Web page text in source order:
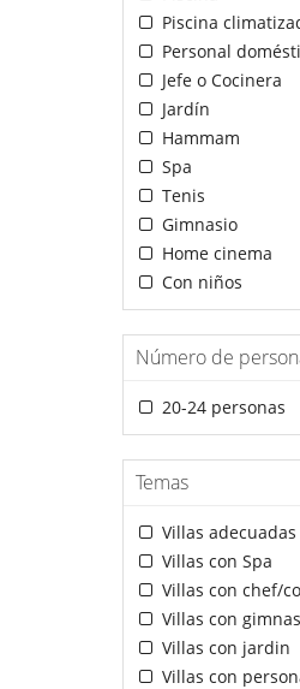
Piscina
Personal
Jefe o Cocinera
Jardín
Hammam
Spa
Tenis
Gimnasio
Home cinema
Con niños
Número de
20-24 personas
Temas
Villas
Villas con Spa
Villas con chef/
Villas con
Villas con jardin
Villas con